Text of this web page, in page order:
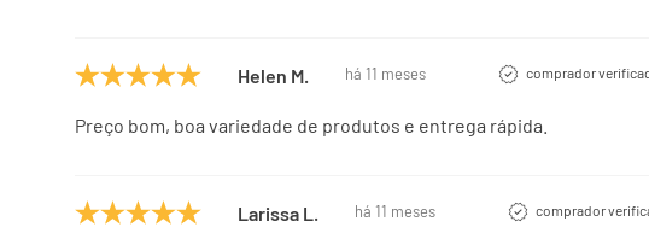
Helen M. há 11 meses comprador
Preço bom, boa variedade de produtos e entrega rápida.
Larissa L. há 11 meses comprador